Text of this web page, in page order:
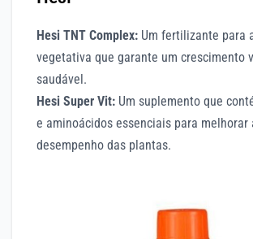
Hesi TNT Complex: Um fertilizante para
vegetativa que garante um crescimento
saudável.
Hesi Super Vit: Um suplemento que
e aminoácidos essenciais para melhorar
desempenho das plantas.